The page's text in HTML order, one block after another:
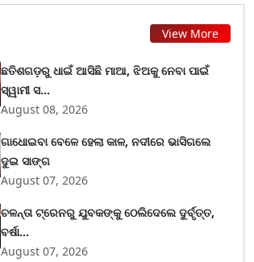
View More
ଛତିଶଗଡ଼ରୁ ଧାଇଁ ଆସିଛି ମାଆ, ଝିଅକୁ ନେବା ପାଇଁ
ସ୍ୱାମୀ ସ...
August 08, 2026
ଗାଧୋଇବା ବେଳେ ହେଲା କାଳ, ନଦୀରେ ଭାସିଗଲେ
ଦୁଇ ସାଙ୍ଗ
August 07, 2026
ଚଳନ୍ତା ଟ୍ରେନରୁ ଯୁବକଙ୍କୁ ଠେଲିଦେଲେ ଦୁର୍ବୃତ୍ତ,
ବର୍ଷା...
August 07, 2026